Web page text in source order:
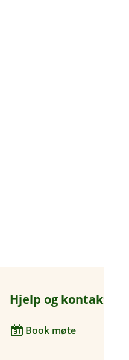
Hjelp og kontakt
Book møte